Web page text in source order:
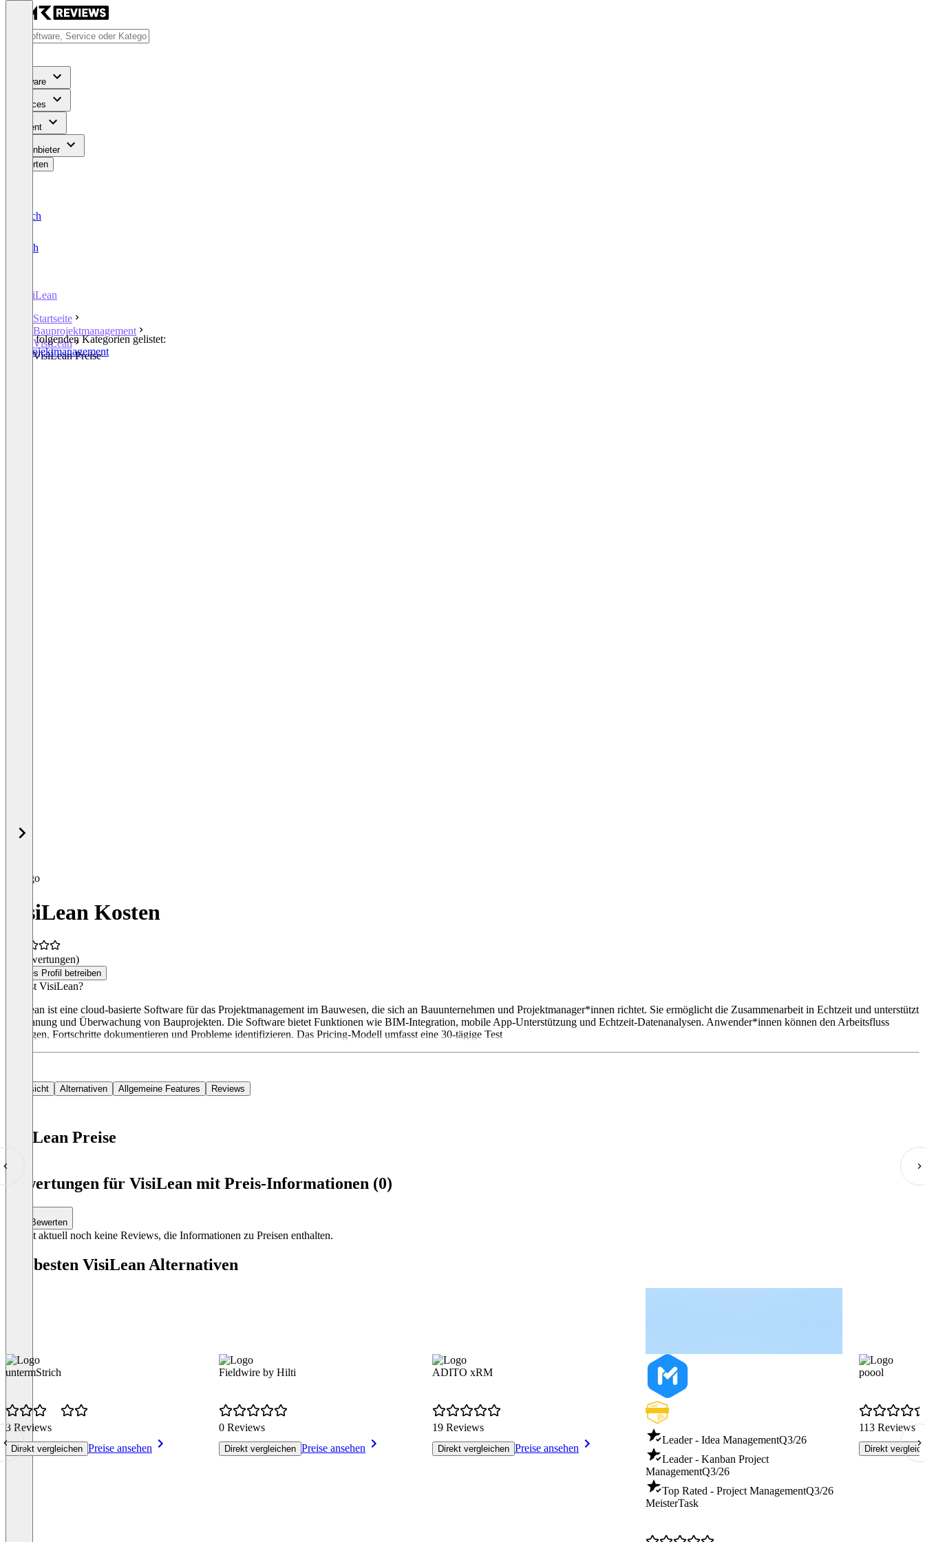
Software
Services
Content
Für Anbieter
Bewerten
Deutsch
English
VisiLean
Startseite
Bauprojektmanagement
VisiLean
VisiLean Preise
In den folgenden Kategorien gelistet:
Bauprojektmanagement
VisiLean Kosten
(0 Bewertungen)
Dieses Profil betreiben
Was ist VisiLean?
VisiLean ist eine cloud-basierte Software für das Projektmanagement im Bauwesen, die sich an Bauunternehmen und Projektmanager*innen richtet. Sie ermöglicht die Zusammenarbeit in Echtzeit und unterstützt
die Planung und Überwachung von Bauprojekten. Die Software bietet Funktionen wie BIM-Integration, mobile App-Unterstützung und Echtzeit-Datenanalysen. Anwender*innen können den Arbeitsfluss
verfolgen, Fortschritte dokumentieren und Probleme identifizieren. Das Pricing-Modell umfasst eine 30-tägige Test
Übersicht Alternativen Allgemeine Features Reviews
VisiLean Preise
Item
Bewertungen für VisiLean mit Preis-Informationen (0)
Bewerten
Es gibt aktuell noch keine Reviews, die Informationen zu Preisen enthalten.
Die besten VisiLean Alternativen
untermStrich
3 Reviews
Direkt vergleichen Preise ansehen
Fieldwire by Hilti
0 Reviews
Direkt vergleichen Preise ansehen
ADITO xRM
19 Reviews
Direkt vergleichen Preise ansehen
Leader - Idea ManagementQ3/26
Leader - Kanban Project
ManagementQ3/26
Top Rated - Project ManagementQ3/26
MeisterTask
poool
113 Reviews
Direkt